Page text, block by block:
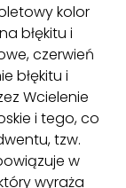
kolor
błękitu i
czerwień
błękitu i
Wcielenie
i tego, co
tzw.
w
wyraża